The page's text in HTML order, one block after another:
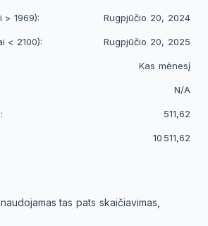
> 1969): Rugpjūčio 20, 2024
< 2100): Rugpjūčio 20, 2025
Kas mėnesį
N/A
511,62
10 511,62
tas pats skaičiavimas,